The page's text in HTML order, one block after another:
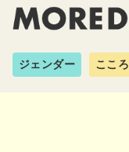
ジェンダー こころ